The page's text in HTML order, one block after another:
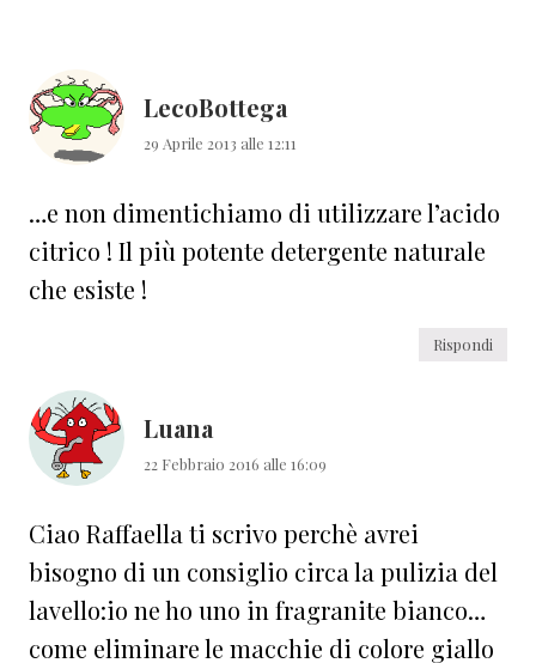
LecoBottega
29 Aprile 2013 alle 12:11
…e non dimentichiamo di utilizzare l’acido
citrico ! Il più potente detergente naturale
che esiste !
Rispondi
Luana
22 Febbraio 2016 alle 16:09
Ciao Raffaella ti scrivo perchè avrei
bisogno di un consiglio circa la pulizia del
lavello:io ne ho uno in fragranite bianco…
come eliminare le macchie di colore giallo